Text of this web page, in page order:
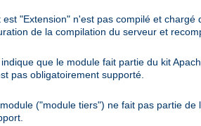
"Extension" n'est pas compilé et
de la compilation du serveur et
que le module fait partie du kit
pas obligatoirement supporté.
("module tiers") ne fait pas partie